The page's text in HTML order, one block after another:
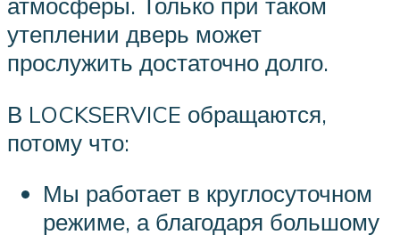
утеплении дверь может
прослужить достаточно долго.
В LOCKSERVICE обращаются,
потому что:
Мы работает в круглосуточном
режиме, а благодаря большому